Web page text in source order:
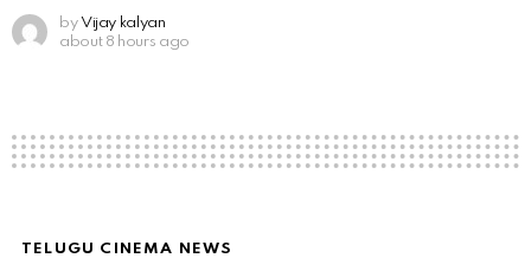
by Vijay kalyan
about 8 hours ago
TELUGU CINEMA NEWS